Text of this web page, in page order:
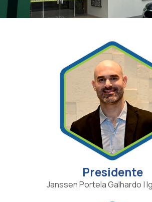
Presidente
Janssen Portela Galhardo |